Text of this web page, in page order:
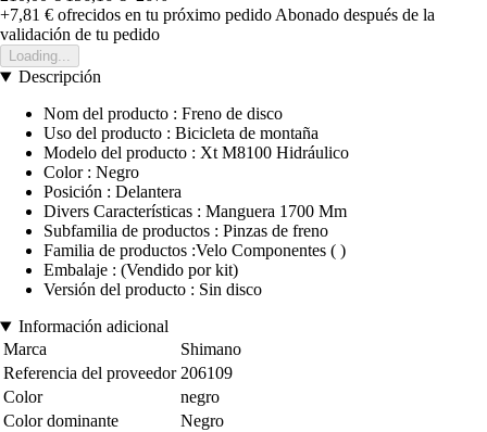
+7,81 € ofrecidos en tu próximo pedido Abonado después de la
validación de tu pedido
Loading...
Descripción
Nom del producto : Freno de disco
Uso del producto : Bicicleta de montaña
Modelo del producto : Xt M8100 Hidráulico
Color : Negro
Posición : Delantera
Divers Características : Manguera 1700 Mm
Subfamilia de productos : Pinzas de freno
Familia de productos :Velo Componentes ( )
Embalaje : (Vendido por kit)
Versión del producto : Sin disco
Información adicional
Marca
Shimano
Referencia del proveedor 206109
Color
negro
Color dominante
Negro